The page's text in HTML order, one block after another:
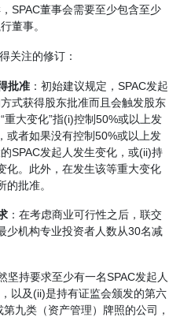
SPAC董事会需要至少包含至少
董事。
关注的修订：
批准 ：初始建议规定，SPAC发起
式获得股东批准而且会触发股东
大变化”指(i)控制50%或以上发
或者如果没有控制50%或以上发
SPAC发起人发生变化，或(ii)持
化。此外，在发生该等重大变化
批准。
：在考虑商业可行性之后，联交
少机构专业投资者人数从30名减
坚持要求至少有一名SPAC发起人
以及(ii)是持有证监会颁发的第六
九类（资产管理）牌照的公司，